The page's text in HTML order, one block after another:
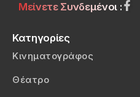
Μείνετε Συνδεμένοι :
Κατηγορίες
Κινηματογράφος
Θέατρο